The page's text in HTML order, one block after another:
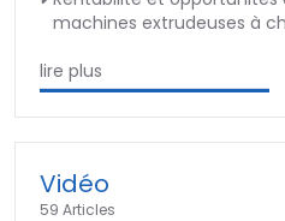
machines extrudeuses à
lire plus
Vidéo
59 Articles